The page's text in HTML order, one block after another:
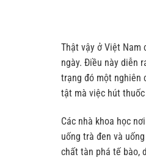
Thật vậy ở Việt Nam
ngày. Điều này diễn
trạng đó một nghiên
tật mà việc hút
Các nhà khoa học
uống trà đen và
chất tàn phá tế bào,